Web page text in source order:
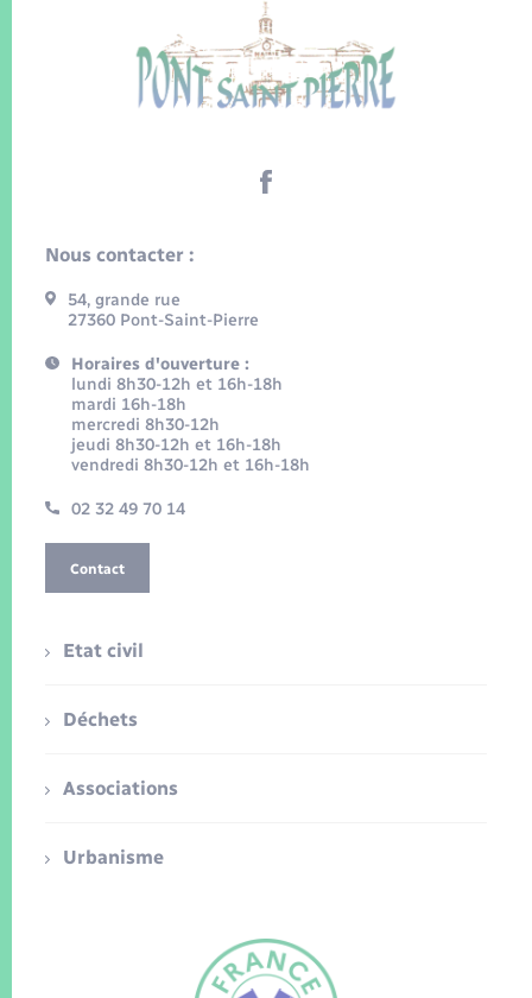
Nous contacter :
54, grande rue
27360 Pont-Saint-Pierre
Horaires d'ouverture :
lundi 8h30-12h et 16h-18h
mardi 16h-18h
mercredi 8h30-12h
jeudi 8h30-12h et 16h-18h
vendredi 8h30-12h et 16h-18h
02 32 49 70 14
Contact
Etat civil
Déchets
Associations
Urbanisme